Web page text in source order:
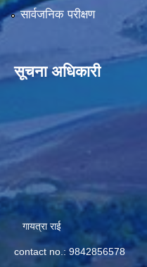
सार्वजनिक परीक्षण
सूचना अधिकारी
गायत्रा राई
contact no.: 9842856578